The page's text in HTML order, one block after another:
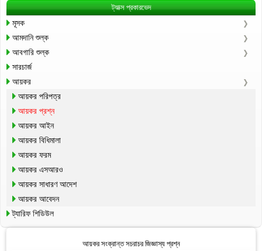
ট্যাক্স প্রকারভেদ
মূসক
আমদানি শুল্ক
আবগারি শুল্ক
সারচার্জ
আয়কর
আয়কর পরিপত্র
আয়কর প্রশ্ন
আয়কর আইন
আয়কর বিধিমালা
আয়কর ফরম
আয়কর এসআরও
আয়কর সাধারণ আদেশ
আয়কর আবেদন
ট্যারিফ শিডিউল
আয়কর সংক্রান্ত সচরাচর জিজ্ঞাস্য প্রশ্ন